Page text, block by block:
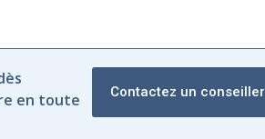
en toute
Contactez un conseiller